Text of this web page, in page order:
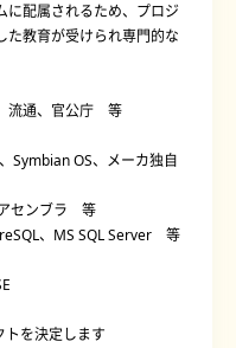
に配属されるため、プロジ
た教育が受けられ専門的な
流通、官公庁 等
OS、メーカ独自
センブラ 等
、MS SQL Server 等
を決定します